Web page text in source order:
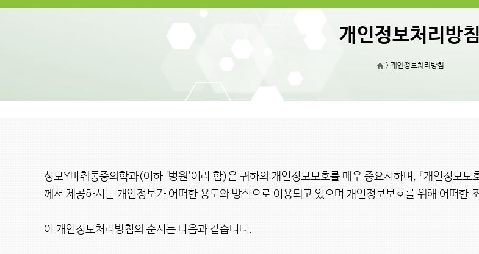
개인정보처리방침
> 개인정보처리방침
성모Y마취통증의학과(이하 '병원'이라 함)은 귀하의 개인정보보호를 매우 중요시하며, 『개인정보보
께서 제공하시는 개인정보가 어떠한 용도와 방식으로 이용되고 있으며 개인정보보호를 위해 어떠한
이 개인정보처리방침의 순서는 다음과 같습니다.